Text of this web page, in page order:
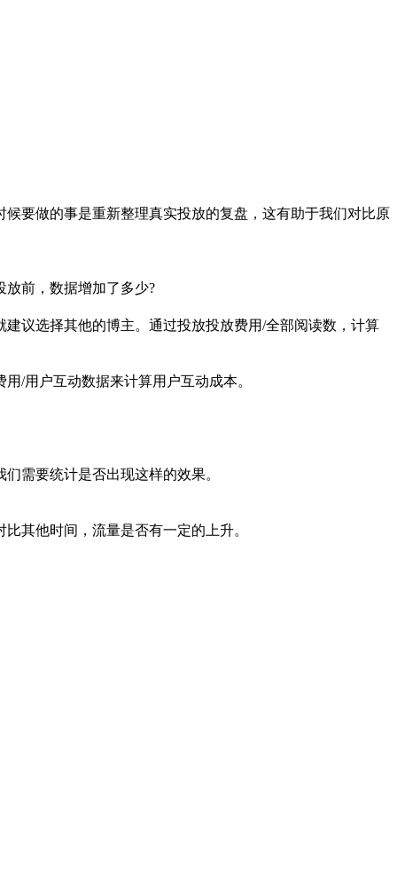
要做的事是重新整理真实投放的复盘，这有助于我们对比原
投放前，数据增加了多少?
议选择其他的博主。通过投放投放费用/全部阅读数，计算
费用/用户互动数据来计算用户互动成本。
我们需要统计是否出现这样的效果。
其他时间，流量是否有一定的上升。